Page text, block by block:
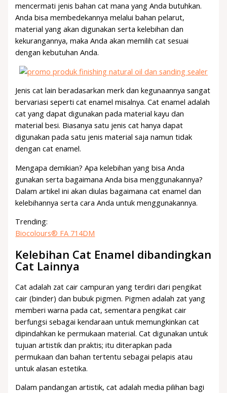
mencermati jenis bahan cat mana yang Anda butuhkan.
Anda bisa membedekannya melalui bahan pelarut,
material yang akan digunakan serta kelebihan dan
kekurangannya, maka Anda akan memilih cat sesuai
dengan kebutuhan Anda.
Jenis cat lain beradasarkan merk dan kegunaannya sangat
bervariasi seperti cat enamel misalnya. Cat enamel adalah
cat yang dapat digunakan pada material kayu dan
material besi. Biasanya satu jenis cat hanya dapat
digunakan pada satu jenis material saja namun tidak
dengan cat enamel.
Mengapa demikian? Apa kelebihan yang bisa Anda
gunakan serta bagaimana Anda bisa menggunakannya?
Dalam artikel ini akan diulas bagaimana cat enamel dan
kelebihannya serta cara Anda untuk menggunakannya.
Trending:
Biocolours® FA 714DM
Kelebihan Cat Enamel dibandingkan
Cat Lainnya
Cat adalah zat cair campuran yang terdiri dari pengikat
cair (binder) dan bubuk pigmen. Pigmen adalah zat yang
memberi warna pada cat, sementara pengikat cair
berfungsi sebagai kendaraan untuk memungkinkan cat
dipindahkan ke permukaan material. Cat digunakan untuk
tujuan artistik dan praktis; itu diterapkan pada
permukaan dan bahan tertentu sebagai pelapis atau
untuk alasan estetika.
Dalam pandangan artistik, cat adalah media pilihan bagi